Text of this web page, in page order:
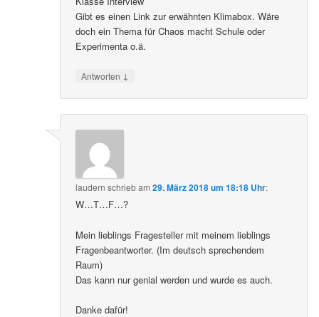
Gibt es einen Link zur erwähnten Klimabox. Wäre
doch ein Thema für Chaos macht Schule oder
Experimenta o.ä.
Antworten ↓
laudern schriebam29. März 2018 um 18:18 Uhr:
W…T…F…?
Mein lieblings Fragesteller mit meinem lieblings
Fragenbeantworter. (Im deutsch sprechendem
Raum)
Das kann nur genial werden und wurde es auch.
Danke dafür!